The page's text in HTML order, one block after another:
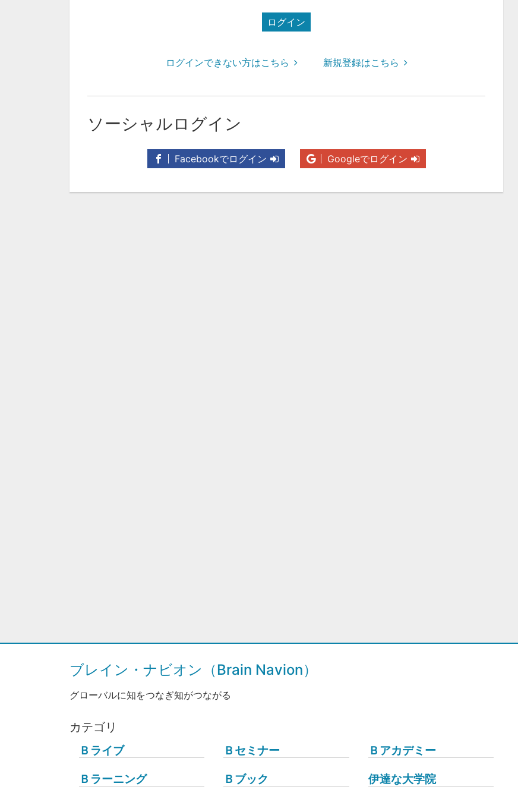
ログイン
ログインできない方はこちら 新規登録はこちら
ソーシャルログイン
Facebookでログイン Googleでログイン
ブレイン・ナビオン（Brain Navion）
グローバルに知をつなぎ知がつながる
カテゴリ
Ｂライブ
Ｂセミナー
Ｂアカデミー
Ｂラーニング
Ｂブック 伊達な大学院